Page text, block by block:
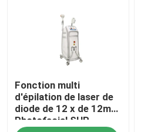
Fonction multi
d'épilation de laser de
diode de 12 x de 12mm
Photofacial SHR